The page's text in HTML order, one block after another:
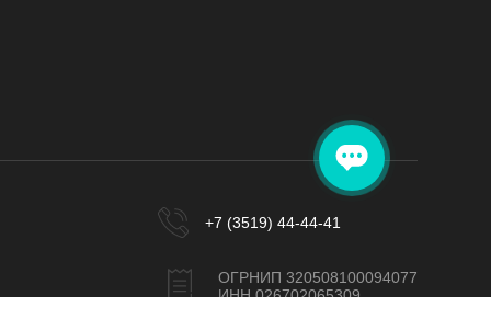
+7 (3519) 44-44-41
ОГРНИП 320508100094077
ИНН 026702065309